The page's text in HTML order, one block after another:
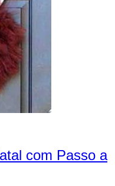
com Passo a